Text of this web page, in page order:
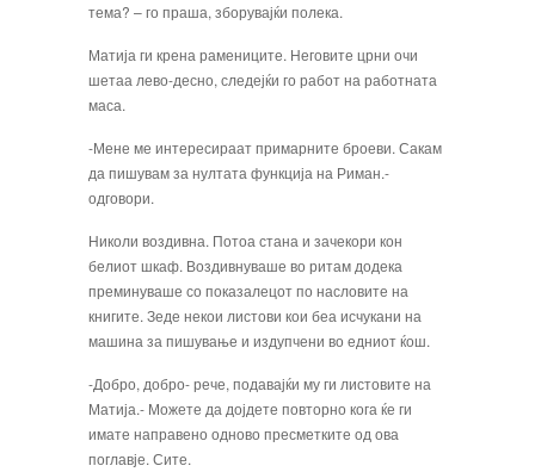
тема? – го праша, зборувајќи поле­ка.
Матија ги крена рамениците. Неговите црни очи
шетаа лево-десно, следејќи го работ на работната
маса.
-Мене ме интересираат примарните брое­ви. Сакам
да пишувам за нултата функција на Риман.-
одговори.
Николи воздивна. Потоа стана и зачекори кон
белиот шкаф. Воздивнуваше во ритам додека
преминуваше со показалецот по насловите на
книгите. Зеде некои листови кои беа исчукани на
машина за пишување и издупчени во едниот ќош.
-Добро, добро- рече, подавајќи му ги ли­стовите на
Матија.- Можете да дојдете по­вторно кога ќе ги
имате направено одново пресметките од ова
поглавје. Сите.